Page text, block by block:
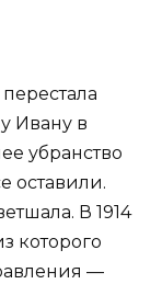
Ивану в
убранство
оставили.
В 1914
которого
—